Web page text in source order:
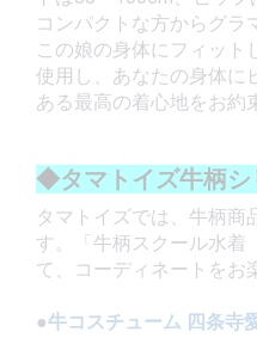
コンパクトな方からグラ
この娘の身体にフィット
使用し、あなたの身体に
ある最高の着心地をお約
◆タマトイズ牛柄シ
タマトイズでは、牛柄商
す。「牛柄スクール水
て、コーディネートをお
●牛コスチューム 四条寺